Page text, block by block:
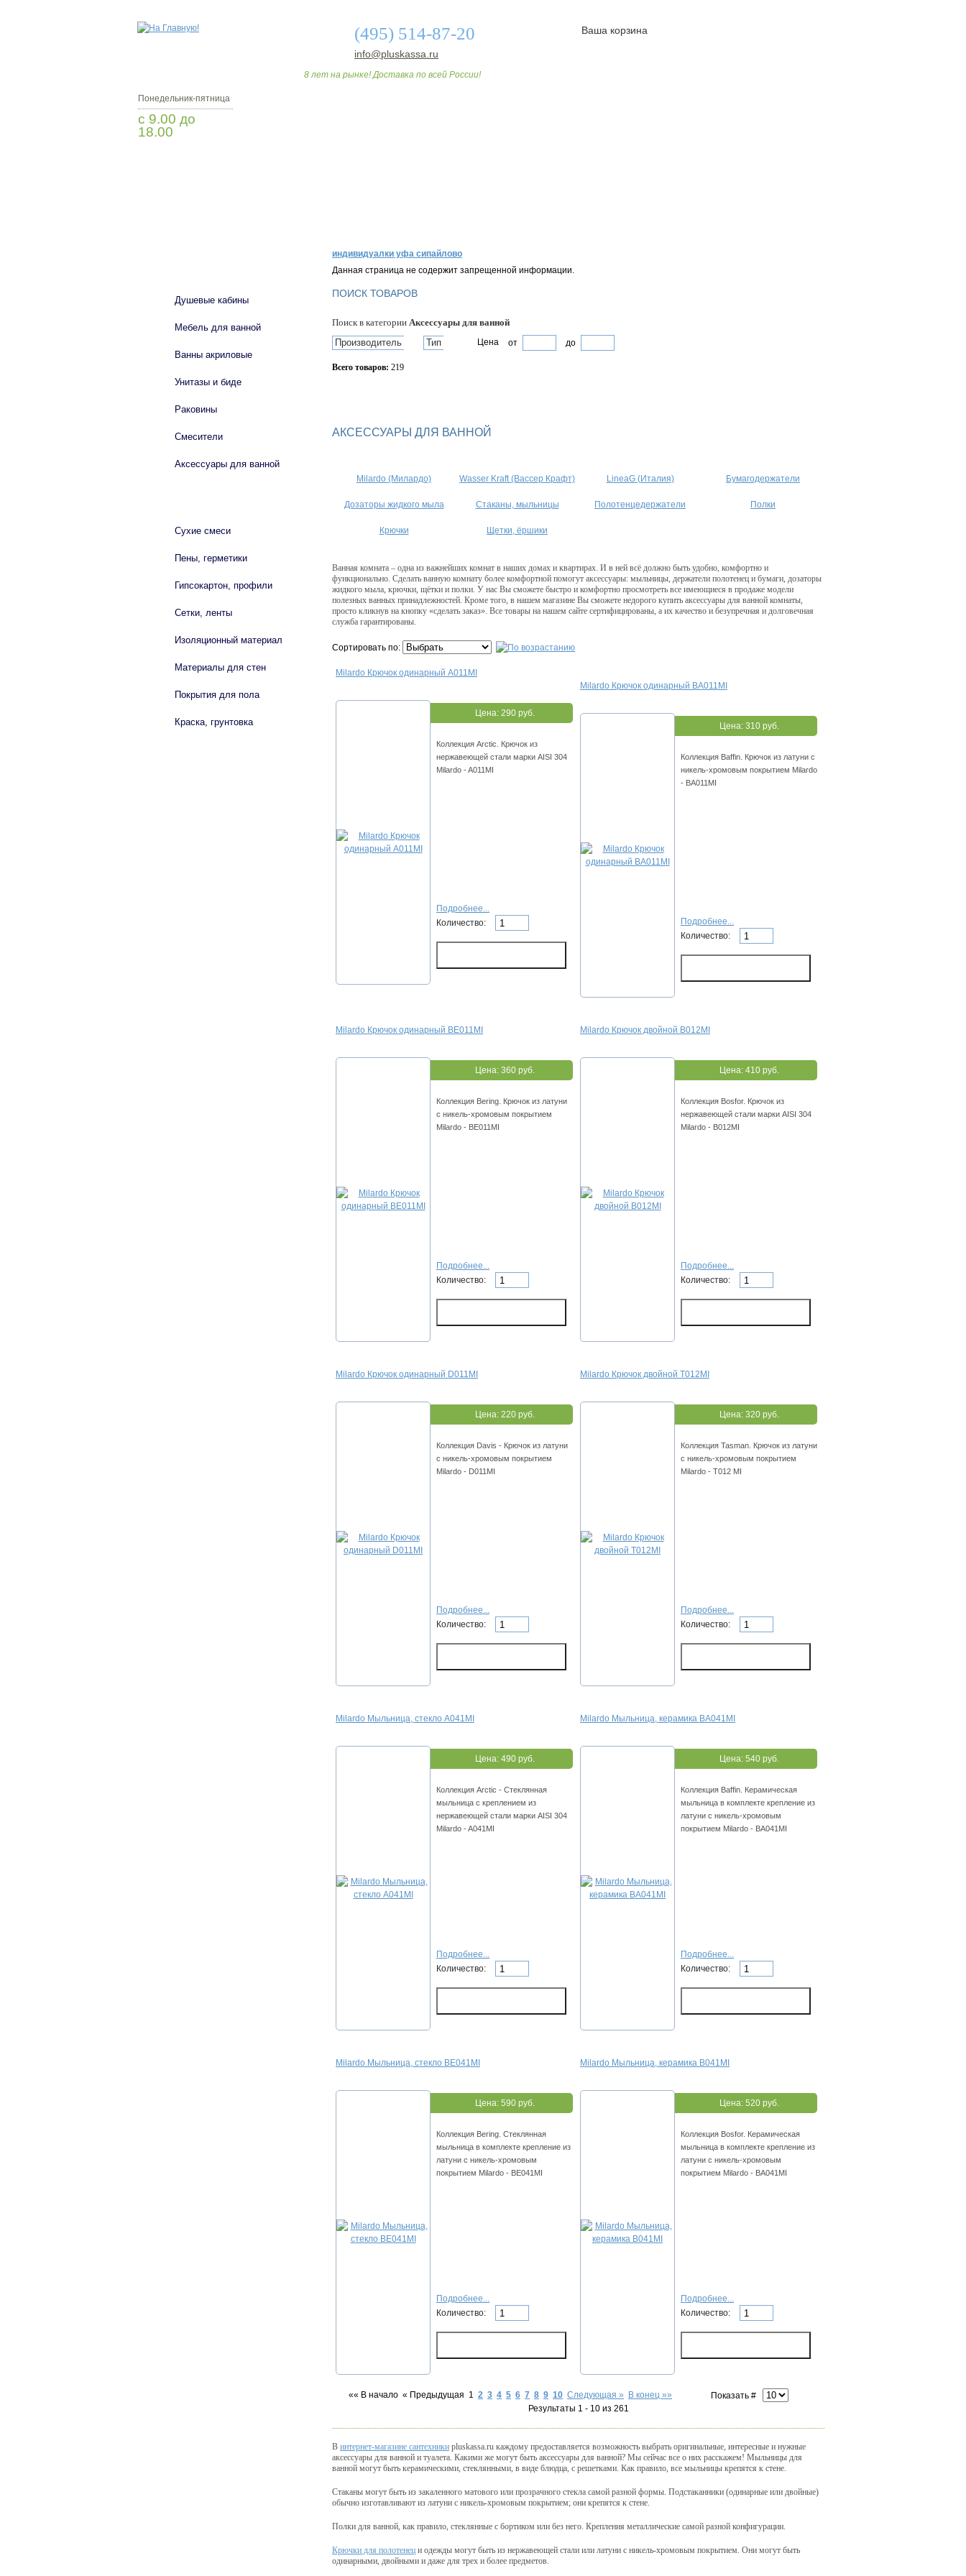
(495) 514-87-20
info@pluskassa.ru
8 лет на рынке! Доставка по всей России!
Ваша корзина
Понедельник-пятница
с 9.00 до
18.00
индивидуалки уфа сипайлово
Данная страница не содержит запрещенной информации.
ПОИСК ТОВАРОВ
Поиск в категории Аксессуары для ванной
Производитель
Тип Цена от до
Всего товаров: 219
АКСЕССУАРЫ ДЛЯ ВАННОЙ
Milardo (Милардо) Wasser Kraft (Вассер Крафт) LineaG (Италия) Бумагодержатели
Дозаторы жидкого мыла Стаканы, мыльницы Полотенцедержатели Полки
Крючки Щетки, ёршики
Ванная комната – одна из важнейших комнат в наших домах и квартирах. И в ней всё должно быть удобно, комфортно и
функционально. Сделать ванную комнату более комфортной помогут аксессуары: мыльницы, держатели полотенец и бумаги, дозаторы
жидкого мыла, крючки, щётки и полки. У нас Вы сможете быстро и комфортно просмотреть все имеющиеся в продаже модели
полезных ванных принадлежностей. Кроме того, в нашем магазине Вы сможете недорого купить аксессуары для ванной комнаты,
просто кликнув на кнопку «сделать заказ». Все товары на нашем сайте сертифицированы, а их качество и безупречная и долговечная
служба гарантированы.
Сортировать по:
Milardo Крючок одинарный A011MI
Цена: 290 руб.
Коллекция Arctic. Крючок из
нержавеющей стали марки AISI 304
Milardo - A011MI
Подробнее...
Количество:
Milardo Крючок одинарный BA011MI
Цена: 310 руб.
Коллекция Baffin. Крючок из латуни с
никель-хромовым покрытием Milardo
- BA011MI
Подробнее...
Количество:
Milardo Крючок одинарный BE011MI
Цена: 360 руб.
Коллекция Bering. Крючок из латуни
с никель-хромовым покрытием
Milardo - BE011MI
Подробнее...
Количество:
Milardo Крючок двойной B012MI
Цена: 410 руб.
Коллекция Bosfor. Крючок из
нержавеющей стали марки AISI 304
Milardo - B012MI
Подробнее...
Количество:
Milardo Крючок одинарный D011MI
Цена: 220 руб.
Коллекция Davis - Крючок из латуни
с никель-хромовым покрытием
Milardo - D011MI
Подробнее...
Количество:
Milardo Крючок двойной T012MI
Цена: 320 руб.
Коллекция Tasman. Крючок из латуни
с никель-хромовым покрытием
Milardo - T012 MI
Подробнее...
Количество:
Milardo Мыльница, стекло A041MI
Цена: 490 руб.
Коллекция Arctic - Стеклянная
мыльница с креплением из
нержавеющей стали марки AISI 304
Milardo - A041MI
Подробнее...
Количество:
Milardo Мыльница, керамика BA041MI
Цена: 540 руб.
Коллекция Baffin. Керамическая
мыльница в комплекте крепление из
латуни с никель-хромовым
покрытием Milardo - BA041MI
Подробнее...
Количество:
Milardo Мыльница, стекло BE041MI
Цена: 590 руб.
Коллекция Bering. Стеклянная
мыльница в комплекте крепление из
латуни с никель-хромовым
покрытием Milardo - BE041MI
Подробнее...
Количество:
Milardo Мыльница, керамика B041MI
Цена: 520 руб.
Коллекция Bosfor. Керамическая
мыльница в комплекте крепление из
латуни с никель-хромовым
покрытием Milardo - BA041MI
Подробнее...
Количество:
«« В начало « Предыдущая 1 2 3 4 5 6 7 8 9 10 Следующая » В конец »»
Показать #
Результаты 1 - 10 из 261
В интернет-магазине сантехники pluskassa.ru каждому предоставляется возможность выбрать оригинальные, интересные и нужные
аксессуары для ванной и туалета. Какими же могут быть аксессуары для ванной? Мы сейчас все о них расскажем! Мыльницы для
ванной могут быть керамическими, стеклянными, в виде блюдца, с решетками. Как правило, все мыльницы крепятся к стене.
Стаканы могут быть из закаленного матового или прозрачного стекла самой разной формы. Подстаканники (одинарные или двойные)
обычно изготавливают из латуни с никель-хромовым покрытием; они крепятся к стене.
Полки для ванной, как правило, стеклянные с бортиком или без него. Крепления металлические самой разной конфигурации.
Крючки для полотенец и одежды могут быть из нержавеющей стали или латуни с никель-хромовым покрытием. Они могут быть
одинарными, двойными и даже для трех и более предметов.
Душевые кабины
Мебель для ванной
Ванны акриловые
Унитазы и биде
Раковины
Смесители
Аксессуары для ванной
Сухие смеси
Пены, герметики
Гипсокартон, профили
Сетки, ленты
Изоляционный материал
Материалы для стен
Покрытия для пола
Краска, грунтовка